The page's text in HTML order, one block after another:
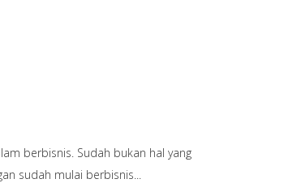
berbisnis. Sudah bukan hal yang
sudah mulai berbisnis